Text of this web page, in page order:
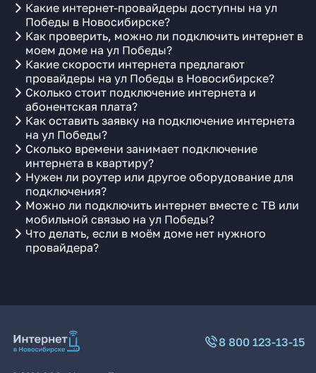
Какие интернет-провайдеры доступны на ул
Победы в Новосибирске?
Как проверить, можно ли подключить интернет в
моем доме на ул Победы?
Какие скорости интернета предлагают
провайдеры на ул Победы в Новосибирске?
Сколько стоит подключение интернета и
абонентская плата?
Как оставить заявку на подключение интернета
на ул Победы?
Сколько времени занимает подключение
интернета в квартиру?
Нужен ли роутер или другое оборудование для
подключения?
Можно ли подключить интернет вместе с ТВ или
мобильной связью на ул Победы?
Что делать, если в моём доме нет нужного
провайдера?
8 800 123-13-15